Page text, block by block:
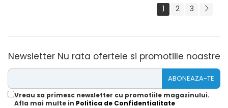
1 2 3
Newsletter Nu rata ofertele si promotiile noastre
Vreau sa primesc newsletter cu promotiile magazinului.
Afla mai multe in Politica de Confidentialitate